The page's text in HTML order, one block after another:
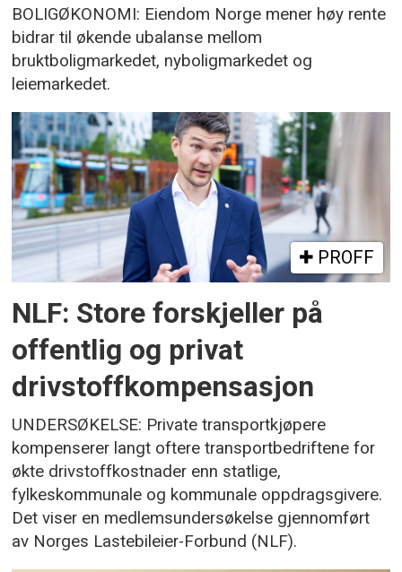
BOLIGØKONOMI: Eiendom Norge mener høy rente
bidrar til økende ubalanse mellom
bruktboligmarkedet, nyboligmarkedet og
leiemarkedet.
PROFF
NLF: Store forskjeller på
offentlig og privat
drivstoffkompensasjon
UNDERSØKELSE: Private transportkjøpere
kompenserer langt oftere transportbedriftene for
økte drivstoffkostnader enn statlige,
fylkeskommunale og kommunale oppdragsgivere.
Det viser en medlemsundersøkelse gjennomført
av Norges Lastebileier-Forbund (NLF).